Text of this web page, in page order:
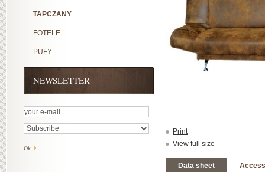
TAPCZANY
FOTELE
PUFY
NEWSLETTER
Print
View full size
Data sheet